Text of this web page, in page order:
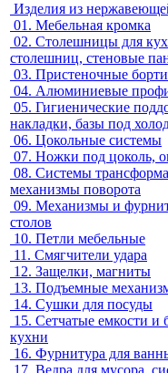
Изделия из
01. Мебельная кромка
02. Столешницы для
столешниц, стеновые
03. Пристеночные
04. Алюминиевые
05. Гигиенические
накладки, базы под
06. Цокольные системы
07. Ножки под цоколь,
08. Системы
механизмы поворота
09. Механизмы и
столов
10. Петли мебельные
11. Смягчители удара
12. Защелки, магниты
13. Подъемные
14. Сушки для посуды
15. Сетчатые емкости и
кухни
16. Фурнитура для
17. Ведра для мусора,